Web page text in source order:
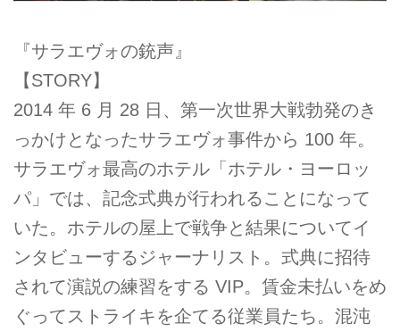
『サラエヴォの銃声』
【STORY】
2014 年 6 月 28 日、第一次世界大戦勃発のき
っかけとなったサラエヴォ事件から 100 年。
サラエヴォ最高のホテル「ホテル・ヨーロッ
パ」では、記念式典が行われることになって
いた。ホテルの屋上で戦争と結果についてイ
ンタビューするジャーナリスト。式典に招待
されて演説の練習をする VIP。賃金未払いをめ
ぐってストライキを企てる従業員たち。混沌